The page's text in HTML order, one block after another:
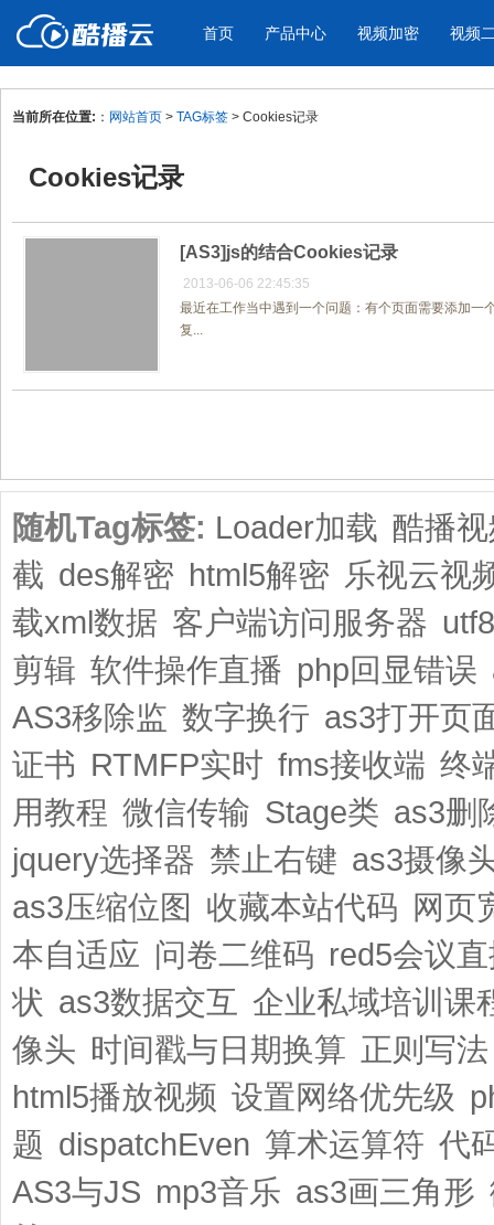
首页 产品中心
产品与新功能
教学课程全终端视频加密
防下载/防盗录/防录屏/防篡改
免费稳定无广
视频加密 视频
应用场景
色
内容
当前所在位置: ： 网站首页 > TAG标签 > Cookies记录
Cookies记录
[AS3]js的结合Cookies记录
2013-06-06 22:45:35
最近在工作当中遇到一个问题：有个页面需要添加一
复...
随机Tag标签: Loader加载 酷播
截 des解密 html5解密 乐视云视
载xml数据 客户端访问服务器
剪辑 软件操作直播 php回显错误
AS3移除监 数字换行 as3打开页
证书 RTMFP实时 fms接收端 终
用教程 微信传输 Stage类 as3删
jquery选择器 禁止右键 as3摄像
as3压缩位图 收藏本站代码 网页
本自适应 问卷二维码 red5会议
状 as3数据交互 企业私域培训课
像头 时间戳与日期换算 正则写法
html5播放视频 设置网络优先级
题 dispatchEven 算术运算符 代
AS3与JS mp3音乐 as3画三角形